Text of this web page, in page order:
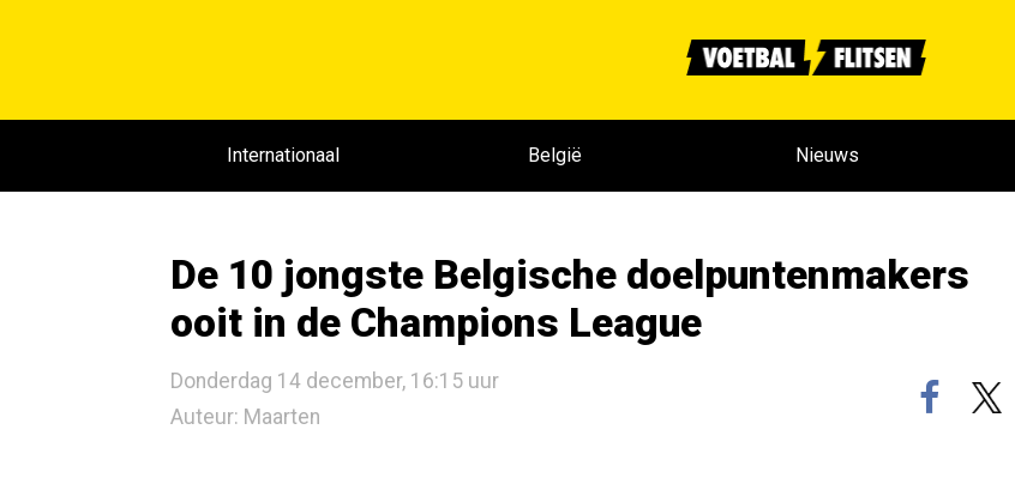
Internationaal België Nieuws
De 10 jongste Belgische doelpuntenmakers
ooit in de Champions League
Donderdag 14 december, 16:15 uur
Auteur: Maarten